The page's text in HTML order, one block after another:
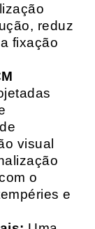
reduz
fixação
visual
o
e